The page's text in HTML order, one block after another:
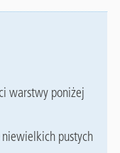
warstwy poniżej
pustych